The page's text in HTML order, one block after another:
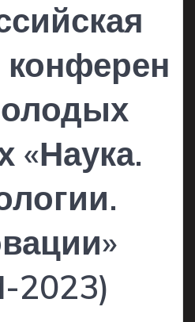
конферен
«Наука.
2023)